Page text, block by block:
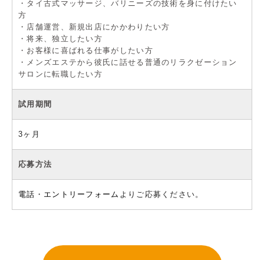
・タイ古式マッサージ、バリニーズの技術を身に付けたい
方
・店舗運営、新規出店にかかわりたい方
・将来、独立したい方
・お客様に喜ばれる仕事がしたい方
・メンズエステから彼氏に話せる普通のリラクゼーション
サロンに転職したい方
試用期間
3ヶ月
応募方法
電話 ・ エントリーフォーム よりご応募ください。